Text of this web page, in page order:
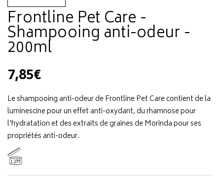
Frontline Pet Care -
Shampooing anti-odeur -
200ml
7,85€
Le shampooing anti-odeur de Frontline Pet Care contient de la
luminescine pour un effet anti-oxydant, du rhamnose pour
l'hydratation et des extraits de graines de Morinda pour ses
propriétés anti-odeur.
12M